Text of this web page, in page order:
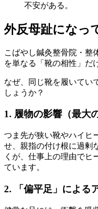
不安がある。
外反母趾になっ
こばやし鍼灸整骨院・整
を単なる「靴の相性」だ
なぜ、同じ靴を履いてい
しょうか？
1. 履物の影響（最大
つま先が狭い靴やハイヒ
せ、親指の付け根に過剰
くが、仕事上の理由でヒ
ています。
2. 「偏平足」による